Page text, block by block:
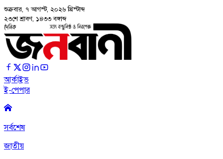
শুক্রবার, ৭ আগস্ট, ২০২৬ খ্রিস্টাব্দ
২৩শে শ্রাবণ, ১৪৩৩ বঙ্গাব্দ
আর্কাইভ
ই-পেপার
সর্বশেষ
জাতীয়